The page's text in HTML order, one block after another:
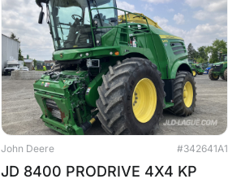
John Deere #342641A1
JD 8400 PRODRIVE 4X4 KP